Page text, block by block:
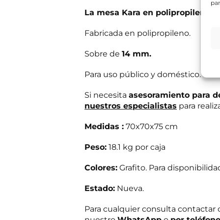
La mesa Kara en polipropileno,
Fabricada en polipropileno.
Sobre de 14 mm.
Para uso público y doméstico.
Si necesita asesoramiento para
nuestros especialistas para
Medidas : 70x70x75 cm
Peso: 18.1 kg por caja
Colores: Grafito. Para
Estado: Nueva.
Para cualquier consulta
s
t
a
b
?
*
Información
si el usuario/a
tratamiento:
momento;
a su
Puede consultar
n
v
í
*
R
G
P
*
He leído
n
e
c
o